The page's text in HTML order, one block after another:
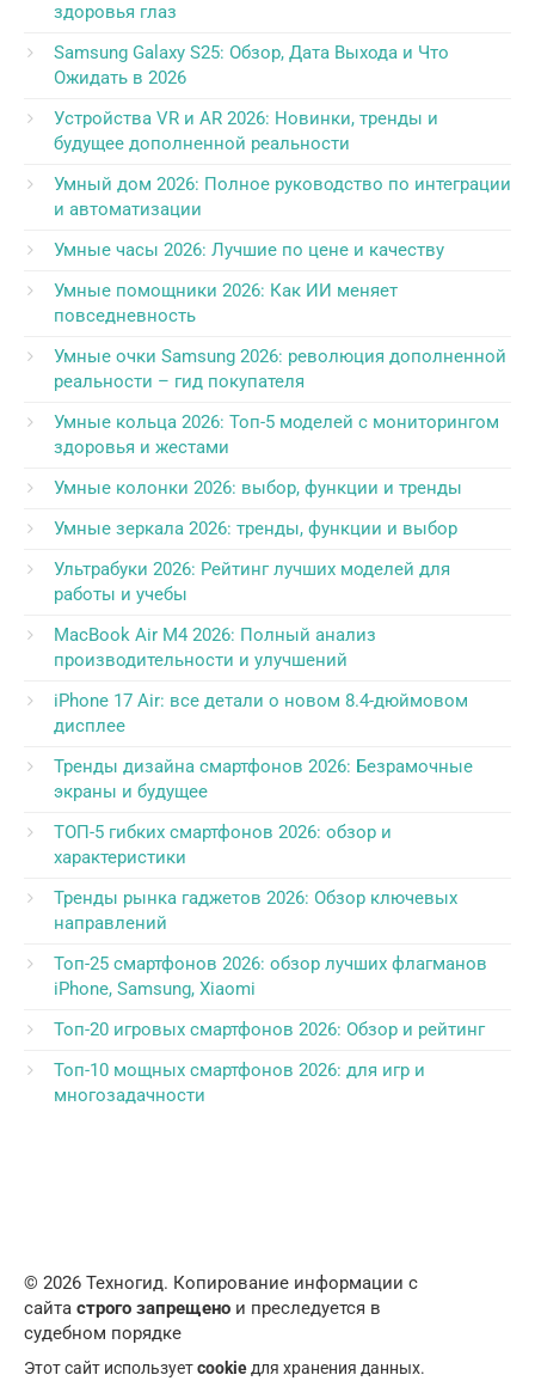
здоровья глаз
Samsung Galaxy S25: Обзор, Дата Выхода и Что
Ожидать в 2026
Устройства VR и AR 2026: Новинки, тренды и
будущее дополненной реальности
Умный дом 2026: Полное руководство по интеграции
и автоматизации
Умные часы 2026: Лучшие по цене и качеству
Умные помощники 2026: Как ИИ меняет
повседневность
Умные очки Samsung 2026: революция дополненной
реальности – гид покупателя
Умные кольца 2026: Топ-5 моделей с мониторингом
здоровья и жестами
Умные колонки 2026: выбор, функции и тренды
Умные зеркала 2026: тренды, функции и выбор
Ультрабуки 2026: Рейтинг лучших моделей для
работы и учебы
MacBook Air M4 2026: Полный анализ
производительности и улучшений
iPhone 17 Air: все детали о новом 8.4-дюймовом
дисплее
Тренды дизайна смартфонов 2026: Безрамочные
экраны и будущее
ТОП-5 гибких смартфонов 2026: обзор и
характеристики
Тренды рынка гаджетов 2026: Обзор ключевых
направлений
Топ-25 смартфонов 2026: обзор лучших флагманов
iPhone, Samsung, Xiaomi
Топ-20 игровых смартфонов 2026: Обзор и рейтинг
Топ-10 мощных смартфонов 2026: для игр и
многозадачности
© 2026 Техногид. Копирование информации с
сайта строго запрещено и преследуется в
судебном порядке
Этот сайт используетcookieдля хранения данных.